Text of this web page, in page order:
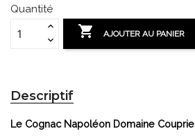
Quantité
 AJOUTER AU PANIER
Descriptif
Le Cognac Napoléon Domaine Couprie